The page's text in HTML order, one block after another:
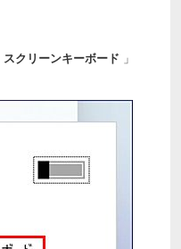
スクリーンキーボード 」